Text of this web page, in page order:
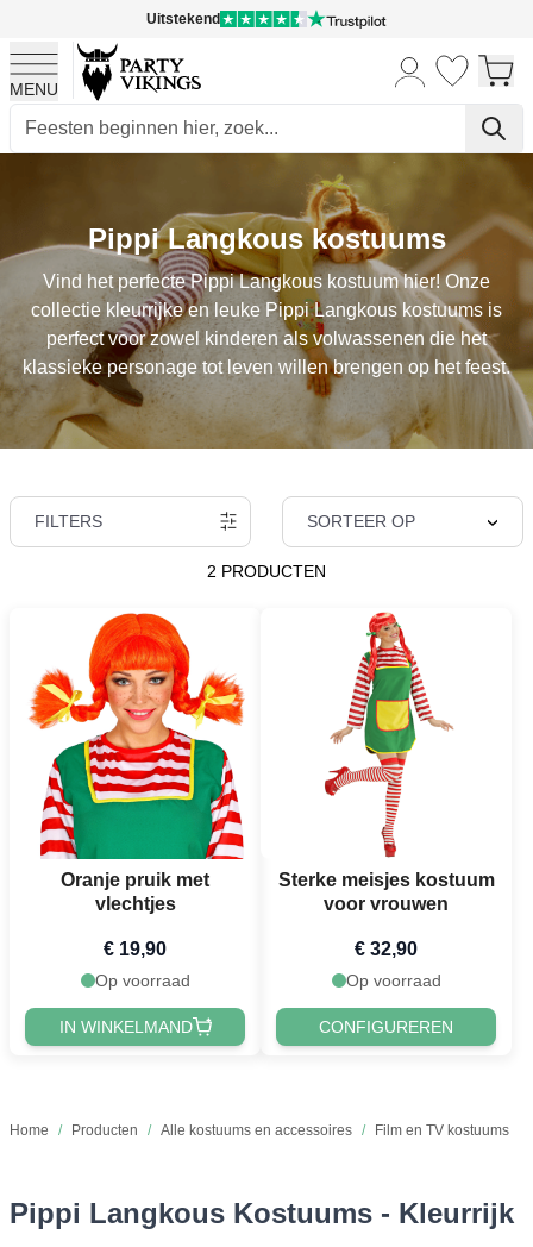
Uitstekend
MENU
Pippi Langkous kostuums
Vind het perfecte Pippi Langkous kostuum hier! Onze
collectie kleurrijke en leuke Pippi Langkous kostuums is
perfect voor zowel kinderen als volwassenen die het
klassieke personage tot leven willen brengen op het feest.
Home / Producten / Alle kostuums en accessoires / Film en TV kostuums
FILTERS SORTEER OP
2 PRODUCTEN
Oranje pruik met
vlechtjes
€ 19,90
Op voorraad
IN WINKELMAND
Sterke meisjes kostuum
voor vrouwen
€ 32,90
Op voorraad
CONFIGUREREN
Pippi Langkous Kostuums - Kleurrijk